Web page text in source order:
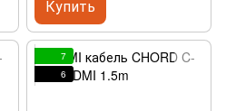
Купить
7
6